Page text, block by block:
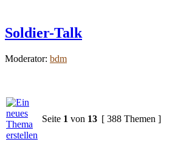
Soldier-Talk
Moderator: bdm
Seite 1 von 13 [ 388 Themen ]